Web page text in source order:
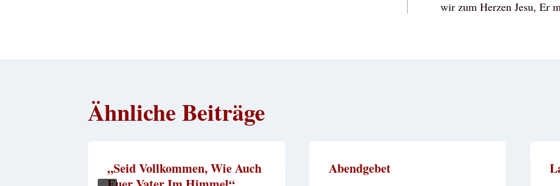
wir zum Herzen Jesu, Er
Ähnliche Beiträge
„Seid Vollkommen, Wie Auch
Abendgebet